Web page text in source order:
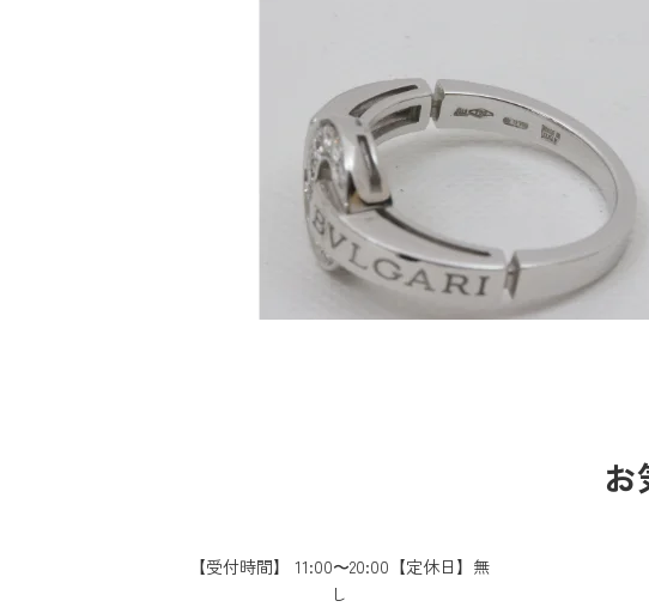
【受付時間】 11:00〜20:00【定休日】無
し